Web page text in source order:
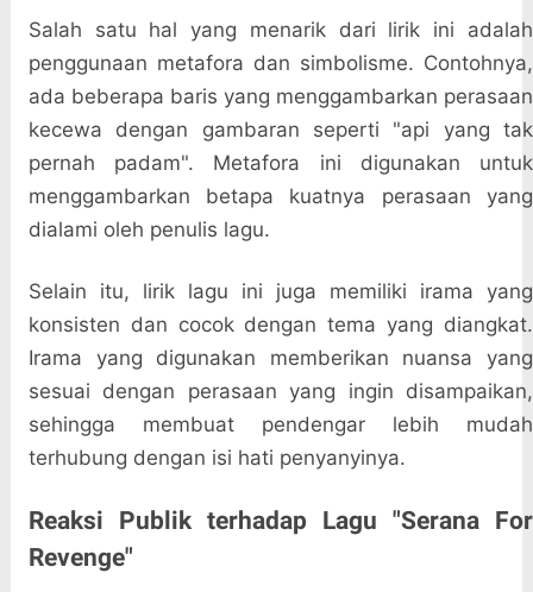
Salah satu hal yang menarik dari lirik ini adalah
penggunaan metafora dan simbolisme. Contohnya,
ada beberapa baris yang menggambarkan perasaan
kecewa dengan gambaran seperti "api yang tak
pernah padam". Metafora ini digunakan untuk
menggambarkan betapa kuatnya perasaan yang
dialami oleh penulis lagu.
Selain itu, lirik lagu ini juga memiliki irama yang
konsisten dan cocok dengan tema yang diangkat.
Irama yang digunakan memberikan nuansa yang
sesuai dengan perasaan yang ingin disampaikan,
sehingga membuat pendengar lebih mudah
terhubung dengan isi hati penyanyinya.
Reaksi Publik terhadap Lagu "Serana For
Revenge"